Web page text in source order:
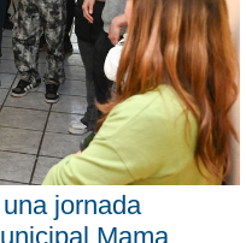
jornada
Mama